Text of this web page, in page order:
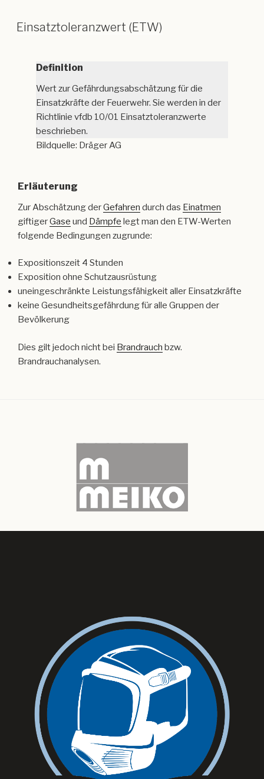
Einsatztoleranzwert (ETW)
Definition
Wert zur Gefährdungsabschätzung für die
Einsatzkräfte der Feuerwehr. Sie werden in der
Richtlinie vfdb 10/01 Einsatztoleranzwerte
beschrieben.
Bildquelle: Dräger AG
Erläuterung
Zur Abschätzung derGefahren durch das Einatmen
giftigerGase und Dämpfe legt man den ETW-Werten
folgende Bedingungen zugrunde:
Expositionszeit 4 Stunden
Exposition ohne Schutzausrüstung
uneingeschränkte Leistungsfähigkeit aller Einsatzkräfte
keine Gesundheitsgefährdung für alle Gruppen der
Bevölkerung
Dies gilt jedoch nicht bei Brandrauch bzw.
Brandrauchanalysen.